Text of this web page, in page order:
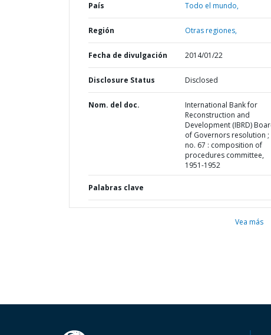
País Todo el mundo,
Región Otras regiones,
Fecha de divulgación 2014/01/22
Disclosure Status Disclosed
Nom. del doc.
International Bank for
Reconstruction and
Development (IBRD)
of Governors resolution ;
no. 67 : composition of
procedures committee,
1951-1952
Palabras clave
Vea más